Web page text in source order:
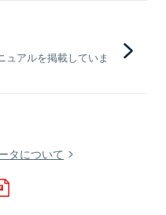
ュアルを掲載していま
タについて